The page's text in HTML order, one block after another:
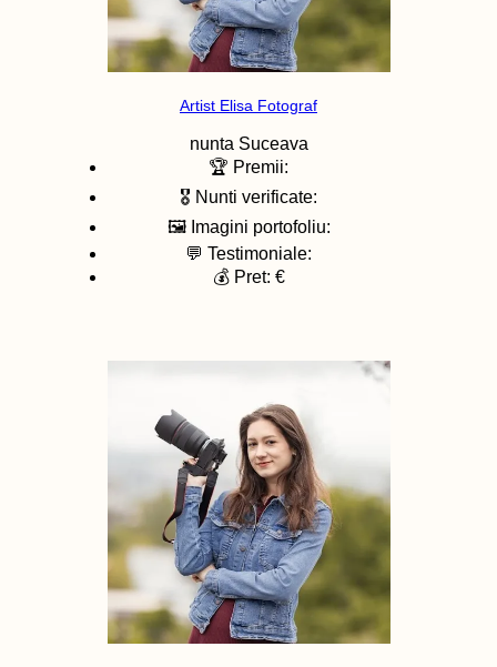
Artist Elisa Fotograf
nunta Suceava
🏆 Premii:
🎖️ Nunti verificate:
🖼️ Imagini portofoliu:
💬 Testimoniale:
💰 Pret: €